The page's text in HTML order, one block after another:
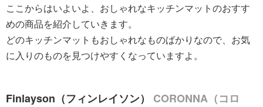
ここからはいよいよ、おしゃれなキッチンマットのおすす
めの商品を紹介していきます。
どのキッチンマットもおしゃれなものばかりなので、お気
に入りのものを見つけやすくなっていますよ。
Finlayson（フィンレイソン） CORONNA（コロ